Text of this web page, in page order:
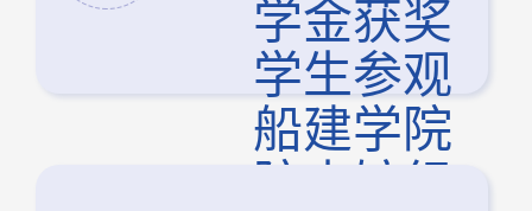
学金获奖
学生参观
船建学院